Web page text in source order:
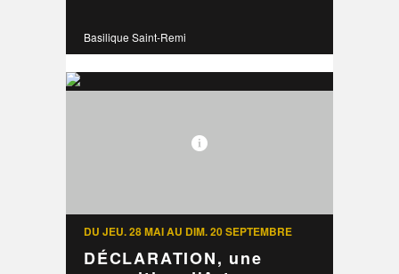
Basilique Saint-Remi
DU JEU. 28 MAI AU DIM. 20 SEPTEMBRE
DÉCLARATION, une